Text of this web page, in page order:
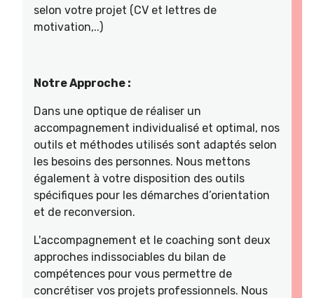
selon votre projet (CV et lettres de
motivation,..)
Notre Approche :
Dans une optique de réaliser un
accompagnement individualisé et optimal, nos
outils et méthodes utilisés sont adaptés selon
les besoins des personnes. Nous mettons
également à votre disposition des outils
spécifiques pour les démarches d’orientation
et de reconversion.
L'accompagnement et le coaching sont deux
approches indissociables du bilan de
compétences pour vous permettre de
concrétiser vos projets professionnels. Nous